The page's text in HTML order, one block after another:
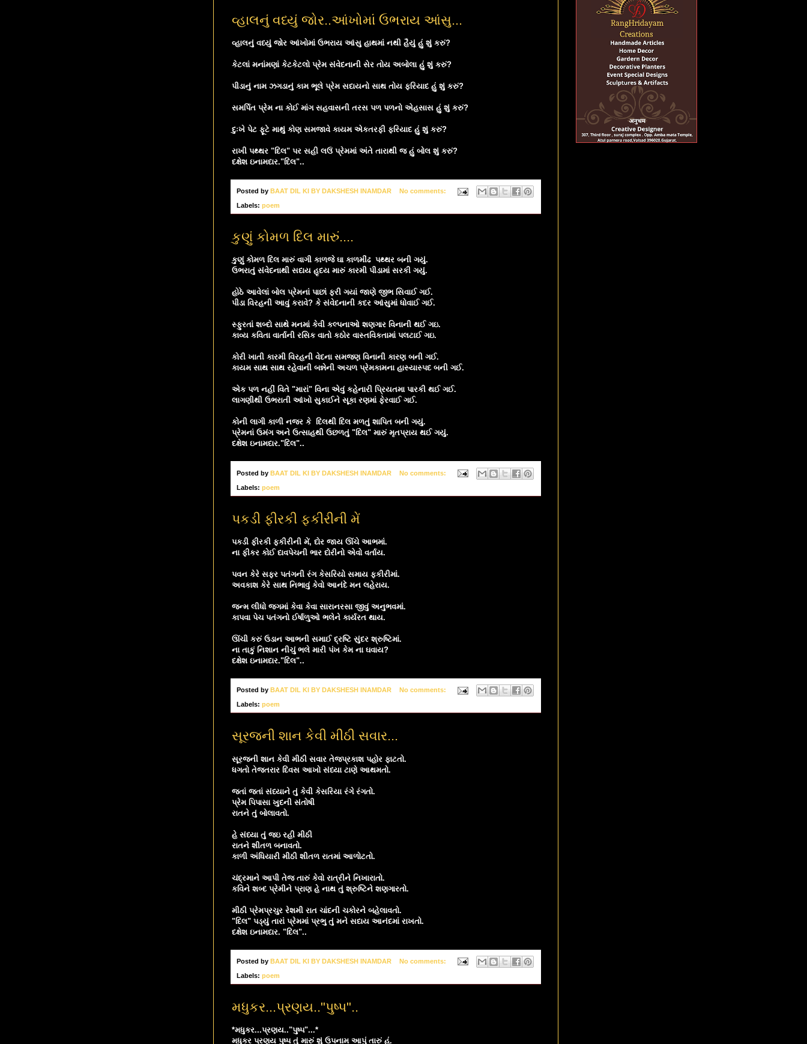
વ્હાલનું વધ્યું જોર..આંખોમાં ઉભરાય આંસુ...
વ્હાલનું વધ્યું જોર આંખોમાં ઉભરાય આંસુ હાથમાં નથી હૈયું હું શું કરું?
કેટલાં મનાંમણાં કેટકેટલો પ્રેમ સંવેદનાની સેર તોય અબોલા હું શું કરું?
પીડાનું નામ ઝગડાનું કામ ભૂલે પ્રેમ સદાયનો સાથ તોય ફરિયાદ હું શું કરું?
સમર્પિત પ્રેમ ના કોઈ માંગ સહવાસની તરસ પળ પળનો એહસાસ હું શું કરું?
દુઃખે પેટ ફૂટે માથું કોણ સમજાવે કાયમ એકતરફી ફરિયાદ હું શું કરું?
રાખી પથ્થર "દિલ" પર સહી લઉં પ્રેમમાં અંતે તારાથી જ હું બોલ શું કરું?
દક્ષેશ ઇનામદાર."દિલ"..
Posted by BAAT DIL KI BY DAKSHESH INAMDAR No comments:
Labels: poem
કુણું કોમળ દિલ મારું....
કુણું કોમળ દિલ મારું વાગી કાળજે ઘા કાળમીંઢ પથ્થર બની ગયું.
ઉભરાતું સંવેદનાથી સદાય હૃદય મારું કારમી પીડામાં સરકી ગયું.
હોઠે આવેલાં બોલ પ્રેમનાં પાછાં ફરી ગયાં જાણે જીભ સિવાઈ ગઈ.
પીડા વિરહની આવું કરાવે? કે સંવેદનાની કદર આંસુમાં ધોવાઈ ગઈ.
સ્ફુરતાં શબ્દો સાથે મનમાં કેવી કલ્પનાઓ શણગાર વિનાની થઈ ગઇ.
કાવ્ય કવિતા વાર્તાની રસિક વાતો કઠોર વાસ્તવિકતામાં પલટાઈ ગઇ.
કોરી ખાતી કારમી વિરહની વેદના સમજણ વિનાની કારણ બની ગઈ.
કાયમ સાથ સાથ રહેવાની બન્નેની અચળ પ્રેમકામના હાસ્યાસ્પદ બની ગઈ.
એક પળ નહીં વિતે "મારાં" વિના એવું કહેનારી પ્રિયતમા પારકી થઈ ગઈ.
લાગણીથી ઉભરાતી આંખો સુકાઈને સૂકા રણમાં ફેરવાઈ ગઈ.
કોની લાગી કાળી નજર કે દિલથી દિલ મળતું શાપિત બની ગયું.
પ્રેમનાં ઉમંગ અને ઉત્સાહથી ઉછળતું "દિલ" મારું મૃતપ્રાય થઈ ગયું.
દક્ષેશ ઇનામદાર."દિલ"..
Posted by BAAT DIL KI BY DAKSHESH INAMDAR No comments:
Labels: poem
પકડી ફીરકી ફકીરીની મેં
પકડી ફીરકી ફકીરીની મેં, દોર જાય ઊંચે આભમાં.
ના ફીકર કોઈ દાવપેચની ભાર દોરીનો એવો વર્તાય.
પવન કેરે સફર પતંગની રંગ કેસરિયો સમાય ફકીરીમાં.
અવકાશ કેરે સાથ નિભાવું કેવો આનંદે મન લહેરાય.
જન્મ લીધો જગમાં કેવા કેવા સારાનરસા જીવું અનુભવમાં.
કાપવા પેચ પતંગનો ઈર્ષાળુઓ ભલેને કાર્યરત થાય.
ઊંચી કરું ઉડાન આભની સમાઈ દ્રષ્ટિ સુંદર શ્રુષ્ટિમાં.
ના તાકું નિશાન નીચું ભલે મારી પંખ કેમ ના ઘવાય?
દક્ષેશ ઇનામદાર."દિલ"..
Posted by BAAT DIL KI BY DAKSHESH INAMDAR No comments:
Labels: poem
સૂરજની શાન કેવી મીઠી સવાર...
સૂરજની શાન કેવી મીઠી સવાર તેજપ્રકાશ પહોર ફાટતો.
ધગતો તેજતરાર દિવસ આખો સંધ્યા ટાણે આથમતો.
જતાં જતાં સંધ્યાને તું કેવી કેસરિયા રંગે રંગતો.
પ્રેમ પિપાસા ખુદની સંતોષી
રાતને તું બોલાવતો.
હે સંધ્યા તું જઇ રહી મીઠી
રાતને શીતળ બનાવતો.
કાળી અંધિયારી મીઠી શીતળ રાતમાં આળોટતો.
ચંદ્રમાને આપી તેજ તારું કેવો રાત્રીને નિખારાતો.
કવિને શબ્દ પ્રેમીને પ્રાણ હે નાથ તું શ્રુષ્ટિને શણગારતો.
મીઠી પ્રેમપ્રચુર રેશમી રાત ચાંદની ચકોરને બહેલાવતો.
"દિલ" પડ્યું તારાં પ્રેમમાં પ્રભુ તું મને સદાય આનંદમાં રાખતો.
દક્ષેશ ઇનામદાર. "દિલ"..
Posted by BAAT DIL KI BY DAKSHESH INAMDAR No comments:
Labels: poem
મધુકર...પ્રણય.."પુષ્પ"..
*મધુકર...પ્રણય.."પુષ્પ"...*
મધુકર પ્રણય પુષ્પ તું મારું શું ઉપનામ આપું તારું હું.